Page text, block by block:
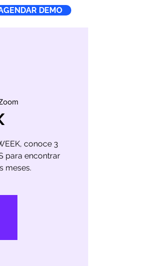
DEMO
conoce 3
para encontrar
meses.